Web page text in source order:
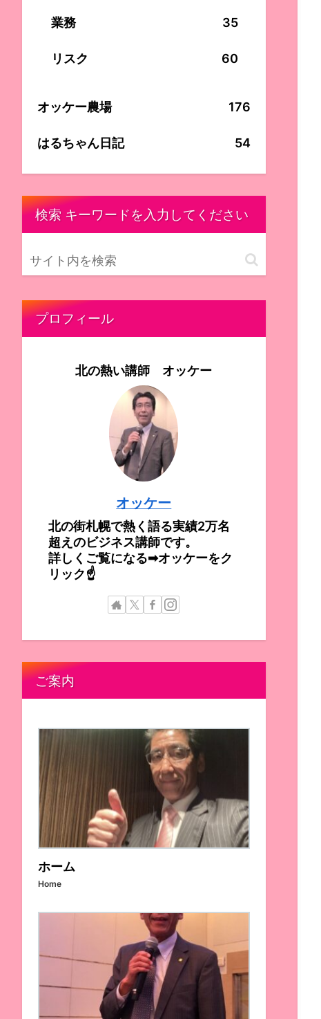
業務 35
リスク 60
オッケー農場 176
はるちゃん日記 54
検索 キーワードを入力してください
プロフィール
北の熱い講師 オッケー
オッケー
北の街札幌で熱く語る実績2万名
超えのビジネス講師です。
詳しくご覧になる➡オッケーをク
リック☝
ご案内
ホーム
Home